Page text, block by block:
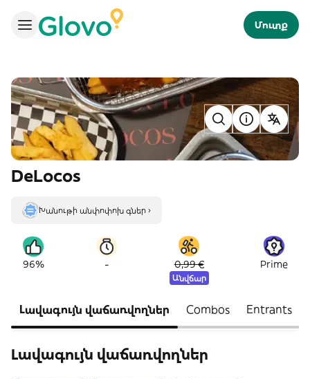
Մուտք
DeLocos
Խանութի անփոփոխ գներ ›
96% - 0,99 €
Անվճար
Prime
Լավագույն վաճառվողներ Combos Entrants
Լավագույն վաճառվողներ